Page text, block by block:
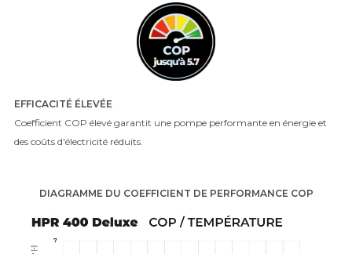
EFFICACITÉ ÉLEVÉE
Coefficient COP élevé garantit une pompe performante en énergie et
des coûts d'électricité réduits.
DIAGRAMME DU COEFFICIENT DE PERFORMANCE COP